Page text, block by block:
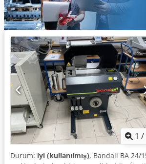
1 /
Durum: iyi (kullanılmış), Bandall BA 24/